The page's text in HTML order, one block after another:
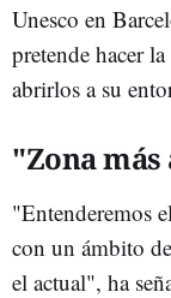
Unesco en
pretende hacer
abrirlos a su
"Zona
"Entenderemos
con un ámbito
el actual", ha